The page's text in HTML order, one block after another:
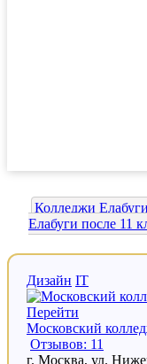
Колледжи
Елабуги после 11
Дизайн IT
Перейти
Московский
Отзывов: 11
г. Москва, ул.